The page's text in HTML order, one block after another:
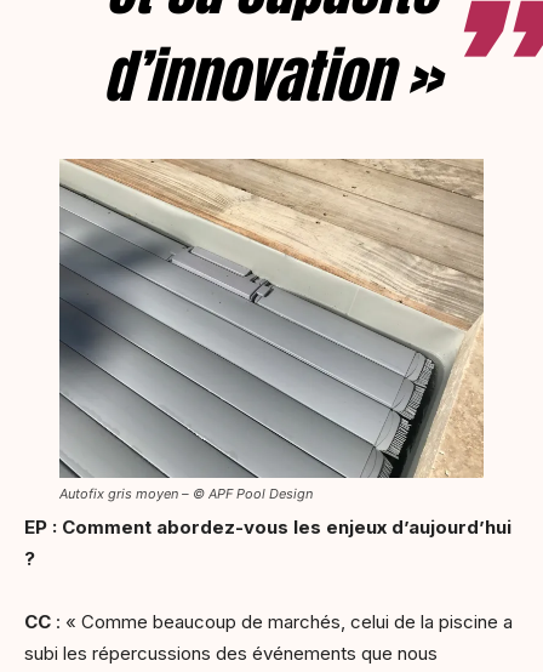
d’innovation »
Autofix gris moyen – © APF Pool Design
EP : Comment abordez-vous les enjeux d’aujourd’hui
?
CC : « Comme beaucoup de marchés, celui de la piscine a
subi les répercussions des événements que nous